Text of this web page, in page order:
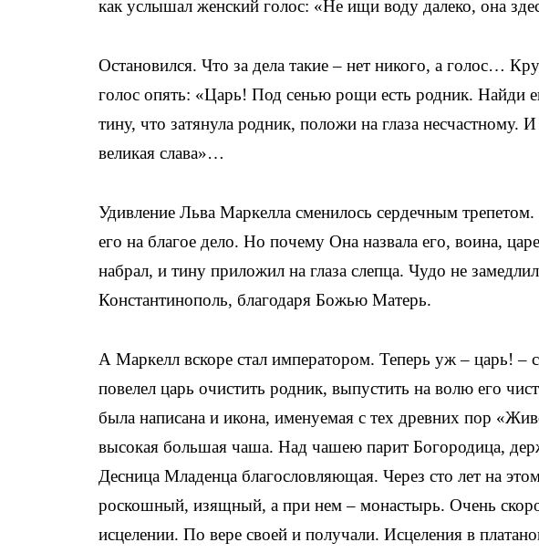
как услышал женский голос: «Не ищи воду далеко, она
Остановился. Что за дела такие – нет никого, а голос…
голос опять: «Царь! Под сенью рощи есть родник. Найди
тину, что затянула родник, положи на глаза несчастному.
великая слава»…
Удивление Льва Маркелла сменилось сердечным
его на благое дело. Но почему Она назвала его, воина,
набрал, и тину приложил на глаза слепца. Чудо не
Константинополь, благодаря Божью Матерь.
А Маркелл вскоре стал императором. Теперь уж – царь!
повелел царь очистить родник, выпустить на волю его
была написана и икона, именуемая с тех древних пор
высокая большая чаша. Над чашею парит Богородица,
Десница Младенца благословляющая. Через сто лет на
роскошный, изящный, а при нем – монастырь. Очень
исцелении. По вере своей и получали. Исцеления в